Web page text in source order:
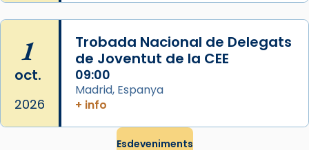
1
oct.
2026
Trobada Nacional de Delegats
de Joventut de la CEE
09:00
Madrid, Espanya
+ info
Esdeveniments